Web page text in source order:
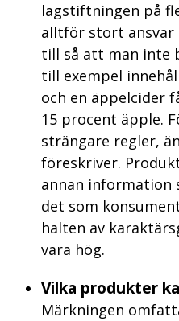
lagstiftningen på
alltför stort ansvar
till så att man inte
till exempel
och en äppelcider
15 procent äpple.
strängare regler,
föreskriver.
annan information
det som
halten av
vara hög.
Vilka produkter
Märkningen